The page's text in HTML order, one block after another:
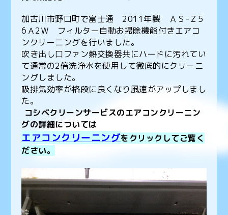
加古川市野口町で富士通 2011年製 ＡＳ-Ｚ5
6Ａ2Ｗ フィルター自動お掃除機能付きエアコ
ンクリーニングを行いました。
吹き出し口ファン熱交換器共にハードに汚れてい
て通常の2倍洗浄水を使用して徹底的にクリーニ
ングしました。
吸排気効率が格段に良くなり風速がアップしまし
た。
コシベクリーンサービスのエアコンクリーニン
グの詳細については
エアコンクリーニングをクリックしてご覧く
ださい。